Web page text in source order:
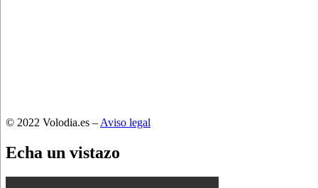
© 2022 Volodia.es – Aviso legal
Echa un vistazo